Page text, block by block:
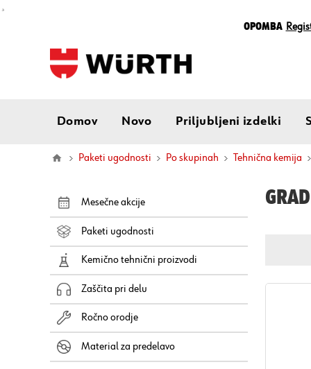
¸
Opomba
Mesečne akcije
Paketi ugodnosti
Kemično tehnični proizvodi
Zaščita pri delu
Ročno orodje
Material za predelavo
Domov Novo Priljubljeni izdelki
Paketi ugodnosti Po skupinah Tehnična kemija